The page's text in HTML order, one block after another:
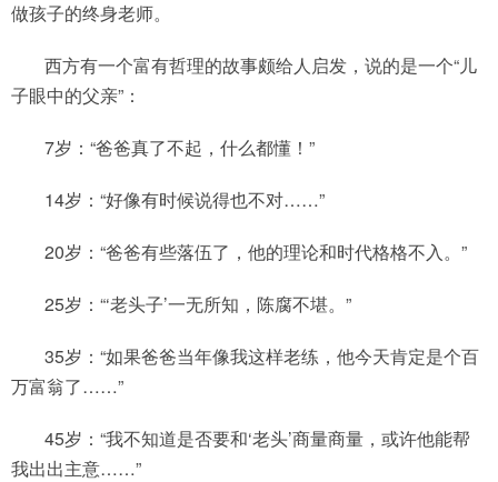
做孩子的终身老师。
西方有一个富有哲理的故事颇给人启发，说的是一个“儿
子眼中的父亲”：
7岁：“爸爸真了不起，什么都懂！”
14岁：“好像有时候说得也不对……”
20岁：“爸爸有些落伍了，他的理论和时代格格不入。”
25岁：“‘老头子’一无所知，陈腐不堪。”
35岁：“如果爸爸当年像我这样老练，他今天肯定是个百
万富翁了……”
45岁：“我不知道是否要和‘老头’商量商量，或许他能帮
我出出主意……”